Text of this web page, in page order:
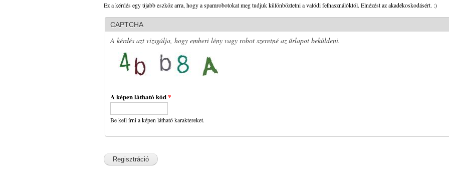
Ez a kérdés egy újabb eszköz arra, hogy a spamrobotokat meg tudjuk különböztetni a valódi felhasználóktól. Elnézést az akadékoskodásért. :)
CAPTCHA
A kérdés azt vizsgálja, hogy emberi lény vagy robot szeretné az űrlapot beküldeni.
A képen látható kód*
Be kell írni a képen látható karaktereket.